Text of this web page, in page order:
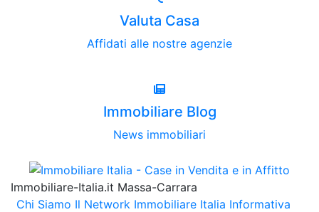
Valuta Casa
Affidati alle nostre agenzie
Immobiliare Blog
News immobiliari
Immobiliare-Italia.it Massa-Carrara
Chi Siamo Il Network Immobiliare Italia Informativa